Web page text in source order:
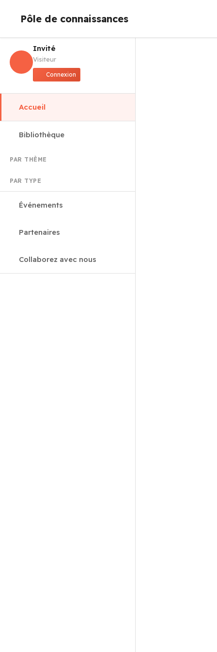
Pôle de connaissances
Invité
Visiteur
Connexion
Accueil
Bibliothèque
PAR THÈME
PAR TYPE
Événements
Partenaires
Collaborez avec nous